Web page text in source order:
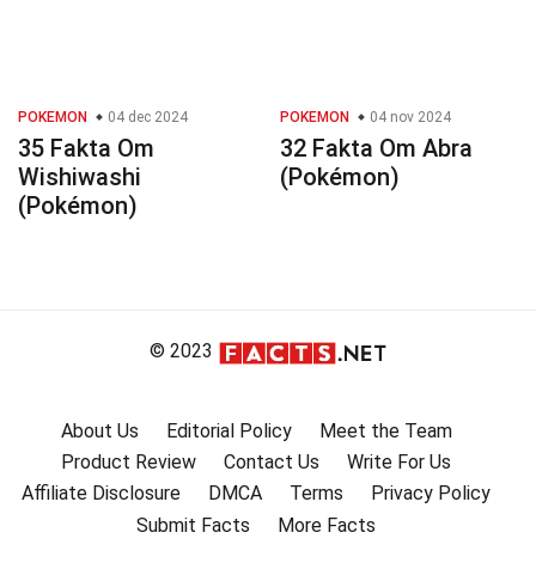
POKEMON 04 dec 2024
35 Fakta Om
Wishiwashi
(Pokémon)
POKEMON 04 nov 2024
32 Fakta Om Abra
(Pokémon)
© 2023
About Us Editorial Policy
Meet the Team
Product Review
Contact Us
Write For Us
Affiliate Disclosure
DMCA Terms
Privacy Policy
Submit Facts
More Facts